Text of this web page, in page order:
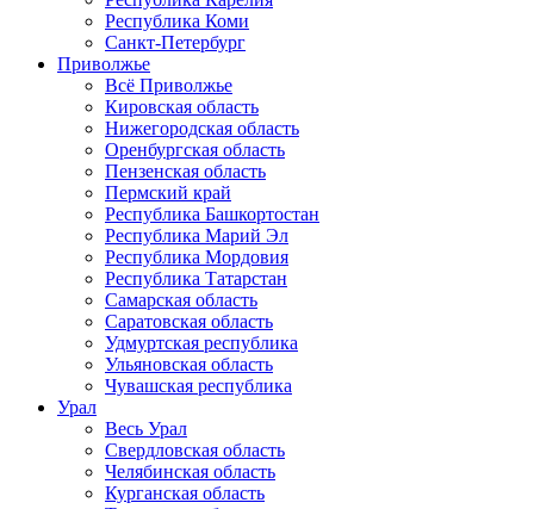
Республика Коми
Санкт-Петербург
Приволжье
Всё Приволжье
Кировская область
Нижегородская область
Оренбургская область
Пензенская область
Пермский край
Республика Башкортостан
Республика Марий Эл
Республика Мордовия
Республика Татарстан
Самарская область
Саратовская область
Удмуртская республика
Ульяновская область
Чувашская республика
Урал
Весь Урал
Свердловская область
Челябинская область
Курганская область